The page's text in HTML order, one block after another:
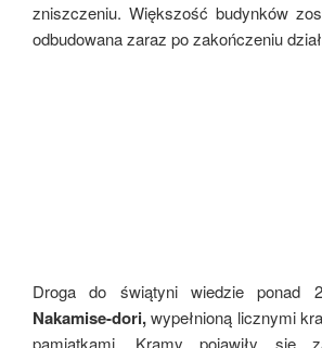
zniszczeniu. Większość budynków
odbudowana zaraz po zakończeniu
Droga do świątyni wiedzie ponad
Nakamise-dori,wypełnioną licznymi
pamiątkami. Kramy pojawiły się